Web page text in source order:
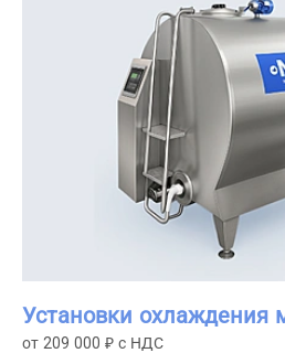
Установки охлаждения
от 209 000 ₽ с НДС